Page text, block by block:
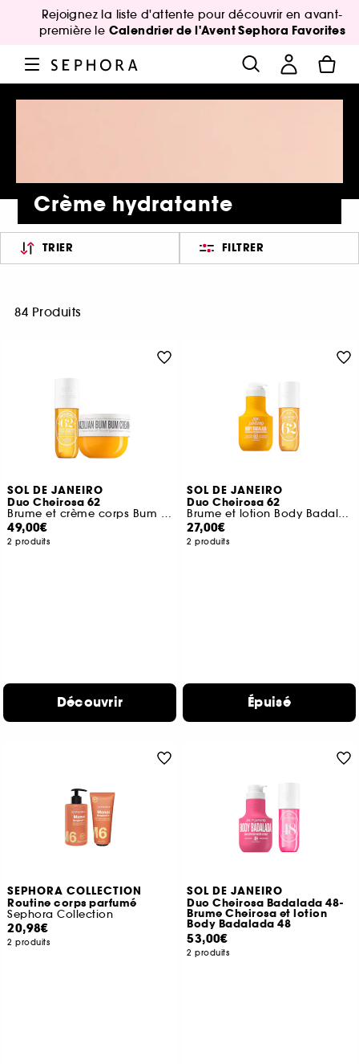
Rejoignez la liste d'attente pour découvrir en avant-
première le Calendrier de l'Avent Sephora Favorites
Crème hydratante
TRIER FILTRER
84 Produits
SOL DE JANEIRO
Duo Cheirosa 62
Brume et crème corps Bum Bum
49,00€
2 produits
Découvrir
SOL DE JANEIRO
Duo Cheirosa 62
Brume et lotion Body Badalada
27,00€
2 produits
Épuisé
SEPHORA COLLECTION
Routine corps parfumé
Sephora Collection
20,98€
2 produits
SOL DE JANEIRO
Duo Cheirosa Badalada 48-
Brume Cheirosa et lotion
Body Badalada 48
53,00€
2 produits